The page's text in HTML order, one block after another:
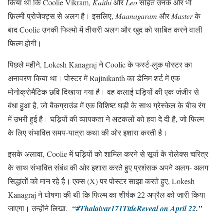
फ़िल्मी प्रोजेक्ट्स से अलग है। इसलिए, Maanagaram और Masterके
बाद Coolie उनकी फिल्मो में तीसरी अलग और खुद को साबित करने वाली
फिल्म होगी।
पिछले महीने, Lokesh Kanagraj ने Coolie के फर्स्ट-लुक पोस्टर का
अनावरण किया था। पोस्टर में Rajinikanth का डेनिम शर्ट में एक
मोनोक्रोमैटिक छवि दिखाया गया है। वह कलाई घड़ियों की एक जंजीर से
बंधा हुआ है, जो बैकग्राउंड में एक विशिष्ट घड़ी के साथ ग्रेस्केल के बीच रंग
में उभरी हुई है। घड़ियों की व्यापकता ने अटकलों को हवा दे दी है, जो फिल्म
के लिए संभावित समय-यात्रा कथा की ओर इशारा करती है।
इसके अलावा, Coolie में घड़ियों को शामिल करने से सूर्या के रोलेक्स चरित्र
के साथ संभावित संबंध की ओर इशारा करते हुए प्रशंसक अपने अलग- अलग
सिद्धांतों को मान रहे है। एक्स (X) पर पोस्टर साझा करते हुए, Lokesh
Kanagraj ने घोषणा की थी कि फिल्म का शीर्षक 22 अप्रैल को जारी किया
जाएगा। उन्होंने लिखा, “#Thalaivar171TitleReveal on April 22.”